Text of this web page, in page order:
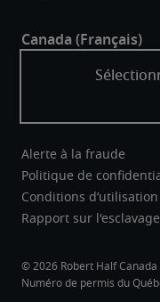
Alerte à la fraude
Politique de
Conditions d’utilisation
Rapport sur
Robert Half